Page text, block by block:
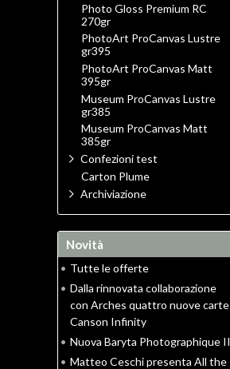
Photo Gloss Premium RC
270gr
PhotoArt ProCanvas Lustre
gr395
PhotoArt ProCanvas Matt
395gr
Museum ProCanvas Lustre
gr385
Museum ProCanvas Matt
385gr
Confezioni test
Carton Plume
Archiviazione
Novità
• Tutte le offerte
• Dalla rinnovata collaborazione
con Arches quattro nuove carte
Canson Infinity
• Nuova Baryta Photographique II
• Matteo Ceschi presenta All the